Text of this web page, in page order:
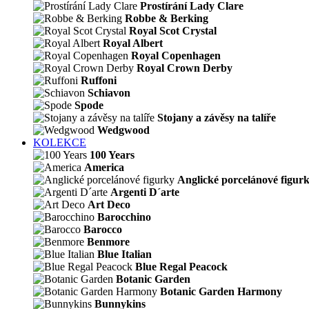
Prostírání Lady Clare
Robbe & Berking
Royal Scot Crystal
Royal Albert
Royal Copenhagen
Royal Crown Derby
Ruffoni
Schiavon
Spode
Stojany a závěsy na talíře
Wedgwood
KOLEKCE
100 Years
America
Anglické porcelánové
Argenti D´arte
Art Deco
Barocchino
Barocco
Benmore
Blue Italian
Blue Regal Peacock
Botanic Garden
Botanic Garden Harmony
Bunnykins